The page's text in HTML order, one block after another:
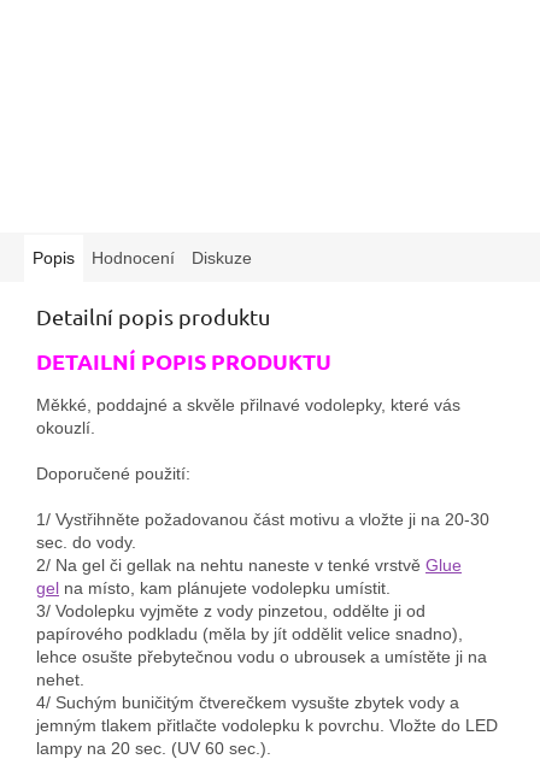
Popis Hodnocení Diskuze
Detailní popis produktu
DETAILNÍ POPIS PRODUKTU
Měkké, poddajné a skvěle přilnavé vodolepky, které vás
okouzlí.
Doporučené použití:
1/ Vystřihněte požadovanou část motivu a vložte ji na 20-30
sec. do vody.
2/ Na gel či gellak na nehtu naneste v tenké vrstvě Glue
gel na místo, kam plánujete vodolepku umístit.
3/ Vodolepku vyjměte z vody pinzetou, oddělte ji od
papírového podkladu (měla by jít oddělit velice snadno),
lehce osušte přebytečnou vodu o ubrousek a umístěte ji na
nehet.
4/ Suchým buničitým čtverečkem vysušte zbytek vody a
jemným tlakem přitlačte vodolepku k povrchu. Vložte do LED
lampy na 20 sec. (UV 60 sec.).